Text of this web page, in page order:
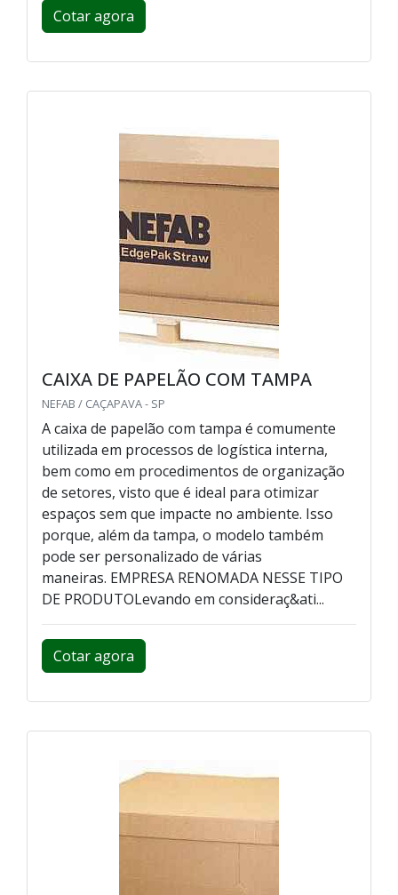
Cotar agora
CAIXA DE PAPELÃO COM TAMPA
NEFAB / CAÇAPAVA - SP
A caixa de papelão com tampa é comumente
utilizada em processos de logística interna,
bem como em procedimentos de organização
de setores, visto que é ideal para otimizar
espaços sem que impacte no ambiente. Isso
porque, além da tampa, o modelo também
pode ser personalizado de várias
maneiras. EMPRESA RENOMADA NESSE TIPO
DE PRODUTOLevando em consideraç&ati...
Cotar agora